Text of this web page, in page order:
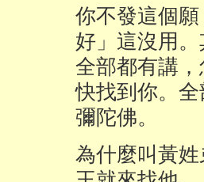
你不發這個
好」這沒用
全部都有講
快找到你。
彌陀佛。
為什麼叫黃